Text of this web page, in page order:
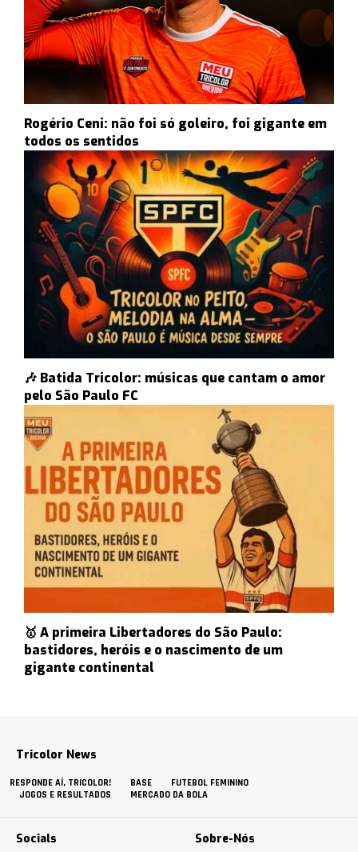
Rogério Ceni: não foi só goleiro, foi gigante em
todos os sentidos
🎶 Batida Tricolor: músicas que cantam o amor
pelo São Paulo FC
🥇 A primeira Libertadores do São Paulo:
bastidores, heróis e o nascimento de um
gigante continental
Tricolor News
RESPONDE AÍ, TRICOLOR! BASE
FUTEBOL FEMININO
JOGOS E RESULTADOS
MERCADO DA BOLA
Socials Sobre-Nós